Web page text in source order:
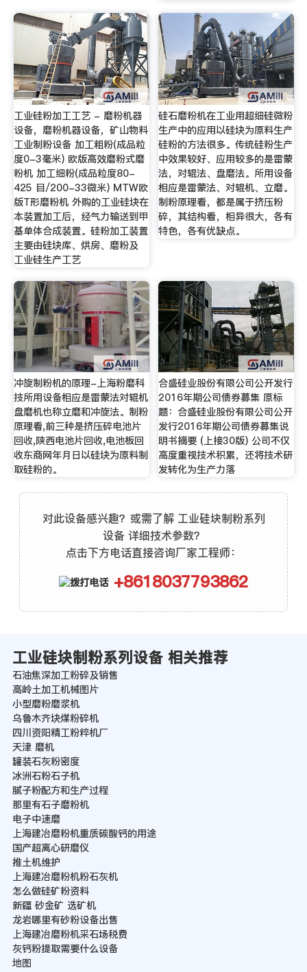
工业硅粉加工工艺 - 磨粉机器
设备，磨粉机器设备，矿山物料
工业制粉设备 加工粗粉(成品粒
度0-3毫米) 欧版高效磨粉式磨
粉机 加工细粉(成品粒度80-
425 目/200-33微米) MTW欧
版T形磨粉机 外购的工业硅块在
本装置加工后，经气力输送到甲
基单体合成装置。硅粉加工装置
主要由硅块库、烘房、磨粉及
工业硅生产工艺
硅石磨粉机在工业用超细硅微粉
生产中的应用以硅块为原料生产
硅粉的方法很多。传统硅粉生产
中效果较好、应用较多的是雷蒙
法，对辊法、盘磨法。所用设备
相应是雷蒙法、对辊机、立磨。
制粉原理看，都是属于挤压粉
碎，其结构看，相异很大，各有
特色，各有优缺点。
冲旋制粉机的原理-上海粉磨科
技所用设备相应是雷蒙法对辊机
盘磨机也称立磨和冲旋法。制粉
原理看,前三种是挤压碎电池片
回收,陕西电池片回收,电池板回
收东商网年月日以硅块为原料制
取硅粉的。
合盛硅业股份有限公司公开发行
2016年期公司债券募集 原标
题：合盛硅业股份有限公司公开
发行2016年期公司债券募集说
明书摘要 (上接30版) 公司不仅
高度重视技术积累，还将技术研
发转化为生产力落
对此设备感兴趣？或需了解 工业硅块制粉系列
设备 详细技术参数？
点击下方电话直接咨询厂家工程师：
+8618037793862
工业硅块制粉系列设备 相关推荐
石油焦深加工粉碎及销售
高岭土加工机械图片
小型磨粉磨浆机
乌鲁木齐块煤粉碎机
四川资阳精工粉粹机厂
天津 磨机
罐装石灰粉密度
冰洲石粉石子机
腻子粉配方和生产过程
那里有石子磨粉机
电子中速磨
上海建冶磨粉机重质碳酸钙的用途
国产超离心研磨仪
推土机维护
上海建冶磨粉机粉石灰机
怎么做硅矿粉资料
新疆 砂金矿 选矿机
龙岩哪里有砂粉设备出售
上海建冶磨粉机采石场税费
灰钙粉提取需要什么设备
地图